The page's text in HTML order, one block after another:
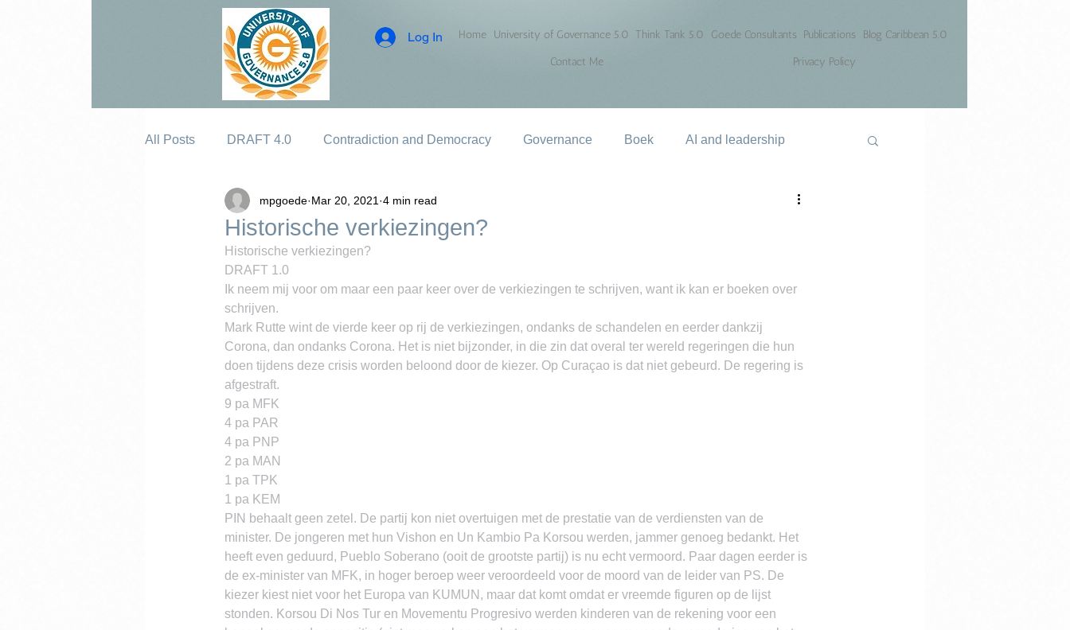
Log In Home University of Governance 5.0 Think Tank 5.0 Goede Consultants Publications
Blog Caribbean 5.0
Contact Me
Privacy Policy
All Posts DRAFT 4.0 Contradiction and Democracy Governance Boek AI and leadership
Historische verkiezingen?
mpgoede Mar 20, 2021 4 min read
Historische verkiezingen?
DRAFT 1.0
Ik neem mij voor om maar een paar keer over de verkiezingen te schrijven, want ik kan er boeken over
schrijven.
Mark Rutte wint de vierde keer op rij de verkiezingen, ondanks de schandelen en eerder dankzij
Corona, dan ondanks Corona. Het is niet bijzonder, in die zin dat overal ter wereld regeringen die hun
doen tijdens deze crisis worden beloond door de kiezer. Op Curaçao is dat niet gebeurd. De regering is
afgestraft.
9 pa MFK
4 pa PAR
4 pa PNP
2 pa MAN
1 pa TPK
1 pa KEM
PIN behaalt geen zetel. De partij kon niet overtuigen met de prestatie van de verdiensten van de
minister. De jongeren met hun Vishon en Un Kambio Pa Korsou werden, jammer genoeg bedankt. Het
heeft even geduurd, Pueblo Soberano (ooit de grootste partij) is nu echt vermoord. Paar dagen eerder is
de ex-minister van MFK, in hoger beroep weer veroordeeld voor de moord van de leider van PS. De
kiezer kiest niet voor het Europa van KUMUN, maar dat komt omdat er vreemde figuren op de lijst
stonden. Korsou Di Nos Tur en Movementu Progresivo werden kinderen van de rekening voor een